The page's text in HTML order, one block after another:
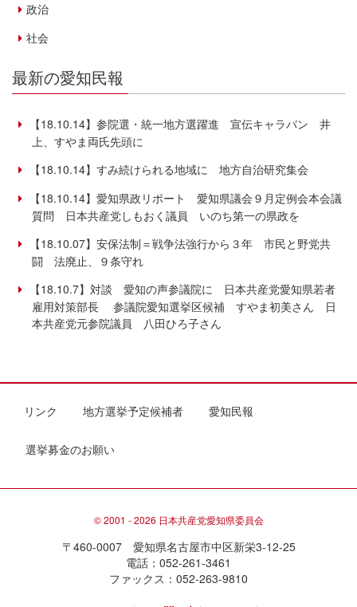
政治
社会
最新の愛知民報
【18.10.14】参院選・統一地方選躍進 宣伝キャラバン 井
上、すやま両氏先頭に
【18.10.14】すみ続けられる地域に 地方自治研究集会
【18.10.14】愛知県政リポート 愛知県議会９月定例会本会議
質問 日本共産党しもおく議員 いのち第一の県政を
【18.10.07】安保法制＝戦争法強行から３年 市民と野党共
闘 法廃止、９条守れ
【18.10.7】対談 愛知の声参議院に 日本共産党愛知県若者
雇用対策部長 参議院愛知選挙区候補 すやま初美さん 日
本共産党元参院議員 八田ひろ子さん
リンク 地方選挙予定候補者 愛知民報
選挙募金のお願い
© 2001 - 2026 日本共産党愛知県委員会
〒460-0007 愛知県名古屋市中区新栄3-12-25
電話：052-261-3461
ファックス：052-263-9810